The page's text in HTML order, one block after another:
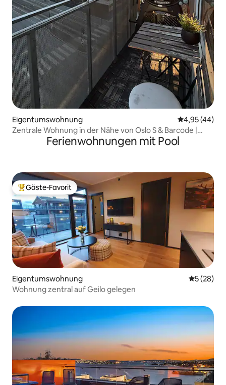
Eigentumswohnung
4,95 (44)
Zentrale Wohnung in der Nähe von Oslo S & Barcode |
Ferienwohnungen mit Pool
Beliebter Gäste-Favorit.
Gäste-Favorit
Eigentumswohnung
5 (28)
Wohnung zentral auf Geilo gelegen